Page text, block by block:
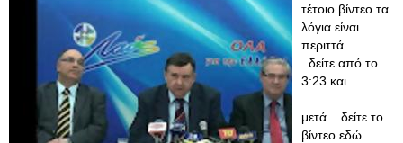
τέτοιο βίντεο τα
λόγια είναι
περιττά
..δείτε από το
3:23 και
μετά ...δείτε το
βίντεο εδώ